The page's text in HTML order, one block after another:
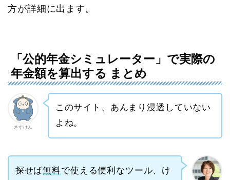
方が詳細に出ます。
「公的年金シミュレーター」で実際の
年金額を算出する まとめ
さすけん
このサイト、あんまり浸透していない
よね。
探せば無料で使える便利なツール、け